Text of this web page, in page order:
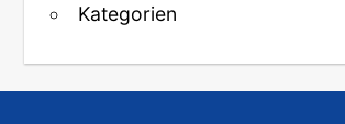
Kategorien
↑ Zurück zum Anfang